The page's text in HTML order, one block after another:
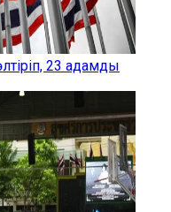
23 адамды